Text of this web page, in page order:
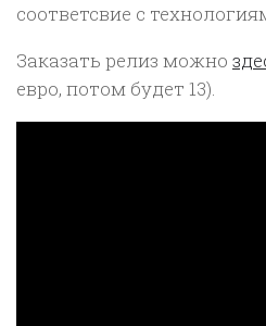
соответсвие с
Заказать релиз можно
евро, потом будет 13).